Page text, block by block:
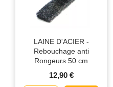
LAINE D'ACIER -
Rebouchage anti
Rongeurs 50 cm
12,90 €